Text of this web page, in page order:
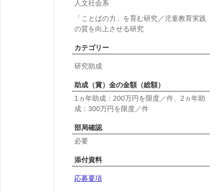
人文社会系
「ことばの力」を育む研究／児童教育実践
の質を向上させる研究
カテゴリー
研究助成
助成（賞）金の金額（総額）
1ヵ年助成：200万円を限度／件、2ヵ年助
成：300万円を限度／件
部局確認
必要
添付資料
応募要項